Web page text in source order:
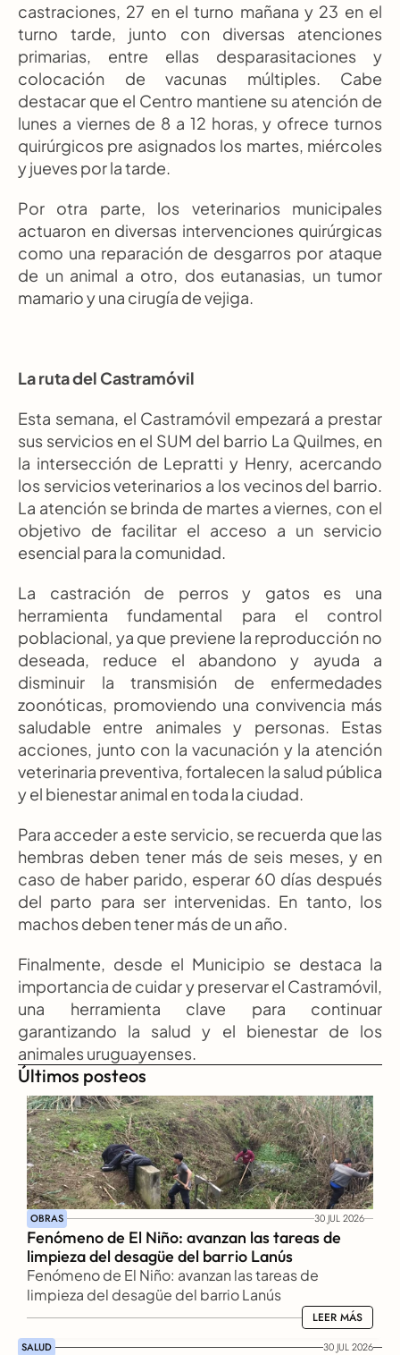
castraciones, 27 en el turno mañana y 23 en el
turno tarde, junto con diversas atenciones
primarias, entre ellas desparasitaciones y
colocación de vacunas múltiples. Cabe
destacar que el Centro mantiene su atención de
lunes a viernes de 8 a 12 horas, y ofrece turnos
quirúrgicos pre asignados los martes, miércoles
y jueves por la tarde.
Por otra parte, los veterinarios municipales
actuaron en diversas intervenciones quirúrgicas
como una reparación de desgarros por ataque
de un animal a otro, dos eutanasias, un tumor
mamario y una cirugía de vejiga.
La ruta del Castramóvil
Esta semana, el Castramóvil empezará a prestar
sus servicios en el SUM del barrio La Quilmes, en
la intersección de Lepratti y Henry, acercando
los servicios veterinarios a los vecinos del barrio.
La atención se brinda de martes a viernes, con el
objetivo de facilitar el acceso a un servicio
esencial para la comunidad.
La castración de perros y gatos es una
herramienta fundamental para el control
poblacional, ya que previene la reproducción no
deseada, reduce el abandono y ayuda a
disminuir la transmisión de enfermedades
zoonóticas, promoviendo una convivencia más
saludable entre animales y personas. Estas
acciones, junto con la vacunación y la atención
veterinaria preventiva, fortalecen la salud pública
y el bienestar animal en toda la ciudad.
Para acceder a este servicio, se recuerda que las
hembras deben tener más de seis meses, y en
caso de haber parido, esperar 60 días después
del parto para ser intervenidas. En tanto, los
machos deben tener más de un año.
Finalmente, desde el Municipio se destaca la
importancia de cuidar y preservar el Castramóvil,
una herramienta clave para continuar
garantizando la salud y el bienestar de los
animales uruguayenses.
Últimos posteos
OBRAS 30 JUL 2026
Fenómeno de El Niño: avanzan las tareas de
limpieza del desagüe del barrio Lanús
Fenómeno de El Niño: avanzan las tareas de
limpieza del desagüe del barrio Lanús
LEER MÁS
LEER MÁS
SALUD 30 JUL 2026